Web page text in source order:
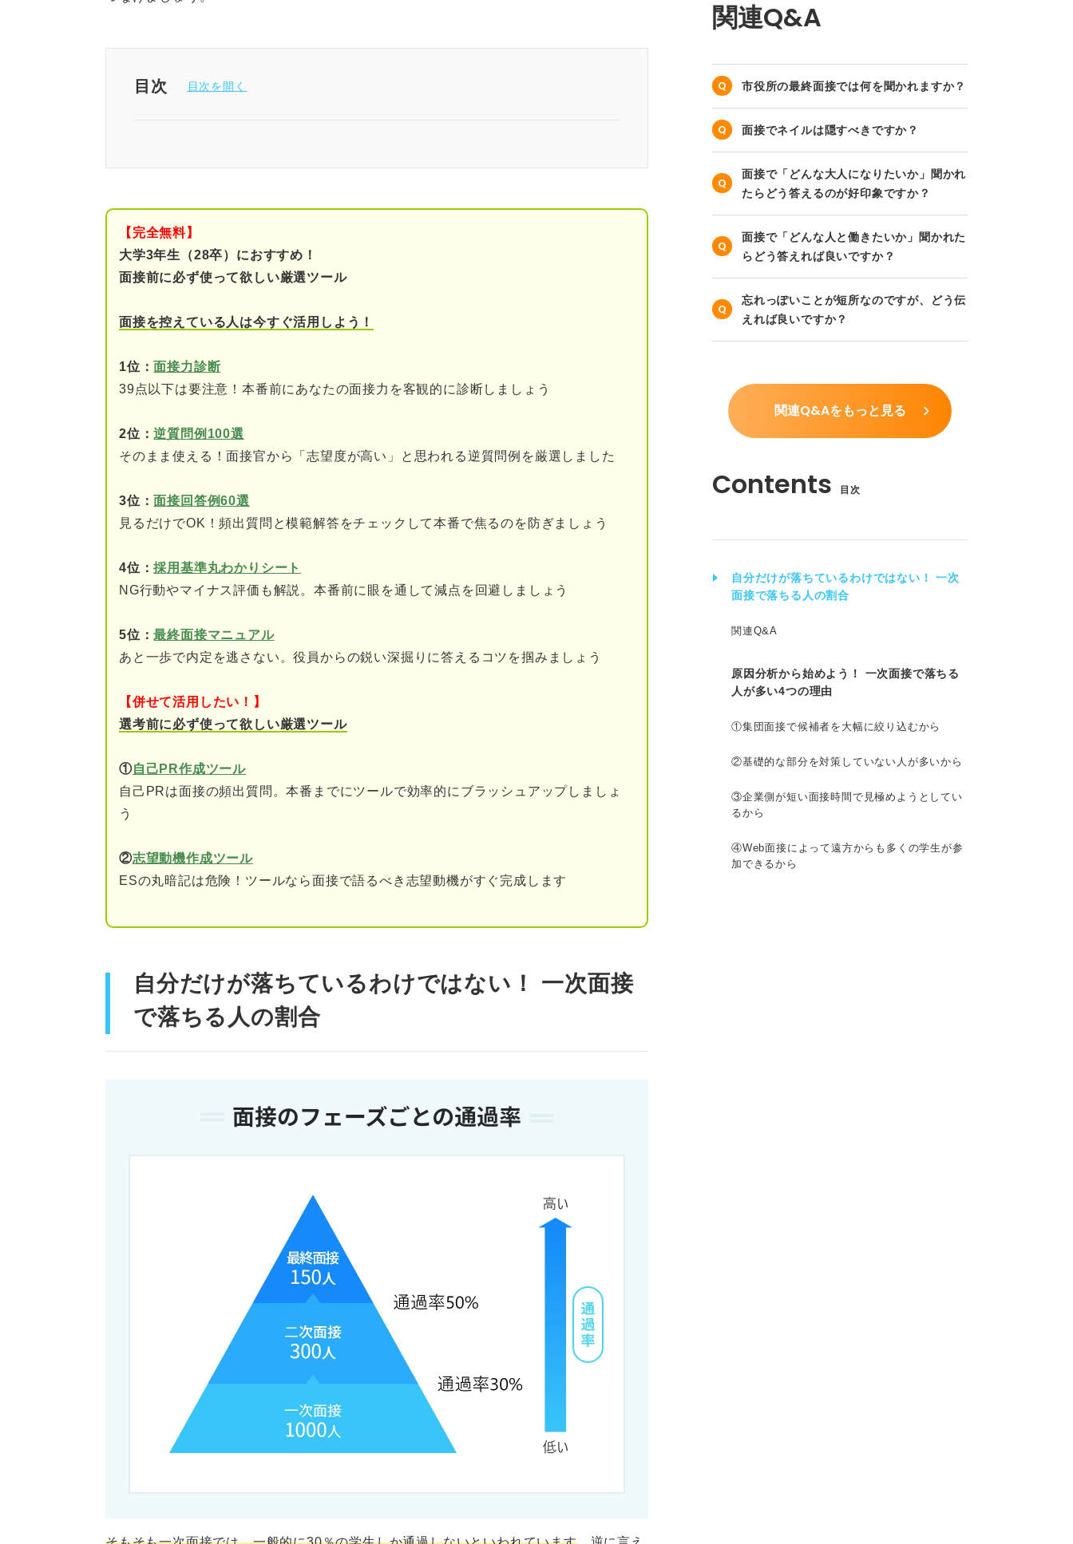
目次
原因分析から始めよう！ 一次面接で落ちる人が多い4つの理由
①集団面接で候補者を大幅に絞り込むから
③企業側が短い面接時間で見極めようとしているから
社会人として必要な清潔感やビジネスマナーを持っているか
主体性を持って行動できそうな人材か
一緒に働きたいと思うか
こんな人は注意！ 一次面接で落ちる人の特徴8選
①声が小さくて暗い印象を与えている
②面接官と目を合わせていない
③質問の意図を理解していない
④面接官に意図が伝わりづらい話し方をしている
⑦志望動機や自己PRの内容が不十分
事前準備で差をつける！ 面接突破に必須な5つの準備
①身だしなみを整える
簡単に自己紹介をお願いします。
あなたの長所と短所を教えてください。
自己PRをお願いします。
当社を志望した動機を教えてください。
何か当社に対して質問しておきたいことはありますか？
就活のプロが解説！ 一次面接に落ちないために最低限やっておくべきこと
当てはまるかチェック！ 一次面接で落ちる可能性が高いときのサイン
【完全無料】
大学3年生（28卒）におすすめ！
面接前に必ず使って欲しい厳選ツール
面接を控えている人は今すぐ活用しよう！
1位：面接力診断
39点以下は要注意！本番前にあなたの面接力を客観的に診断しましょう
2位：逆質問例100選
そのまま使える！面接官から「志望度が高い」と思われる逆質問例を厳選しました
3位：面接回答例60選
見るだけでOK！頻出質問と模範解答をチェックして本番で焦るのを防ぎましょう
4位：採用基準丸わかりシート
NG行動やマイナス評価も解説。本番前に眼を通して減点を回避しましょう
5位：最終面接マニュアル
あと一歩で内定を逃さない。役員からの鋭い深掘りに答えるコツを掴みましょう
【併せて活用したい！】
選考前に必ず使って欲しい厳選ツール
①自己PR作成ツール
自己PRは面接の頻出質問。本番までにツールで効率的にブラッシュアップしましょ
う
②志望動機作成ツール
ESの丸暗記は危険！ツールなら面接で語るべき志望動機がすぐ完成します
自分だけが落ちているわけではない！ 一次面接
で落ちる人の割合
関連Q&A
市役所の最終面接では何を聞かれますか？
面接でネイルは隠すべきですか？
面接で「どんな大人になりたいか」聞かれ
たらどう答えるのが好印象ですか？
面接で「どんな人と働きたいか」聞かれた
らどう答えれば良いですか？
忘れっぽいことが短所なのですが、どう伝
えれば良いですか？
関連Q&Aをもっと見る
目次
自分だけが落ちているわけではない！ 一次
面接で落ちる人の割合
関連Q&A
原因分析から始めよう！ 一次面接で落ちる
人が多い4つの理由
①集団面接で候補者を大幅に絞り込むから
②基礎的な部分を対策していない人が多いから
③企業側が短い面接時間で見極めようとしてい
るから
④Web面接によって遠方からも多くの学生が参
加できるから